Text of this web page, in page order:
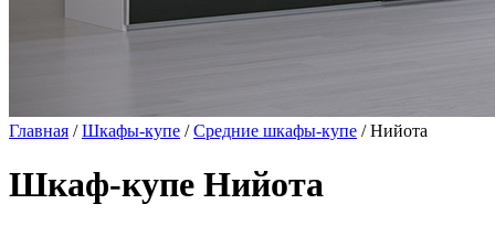
Главная /Шкафы-купе /Средние шкафы-купе / Нийота
Шкаф-купе Нийота